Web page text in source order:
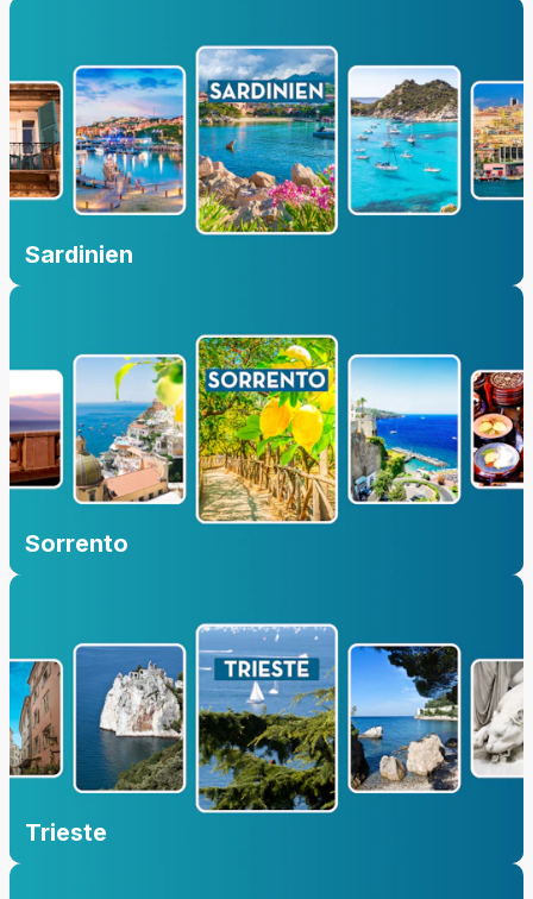
Sardinien
Sorrento
Trieste